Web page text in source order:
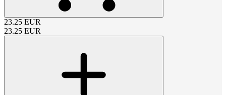
23.25 EUR
23.25 EUR